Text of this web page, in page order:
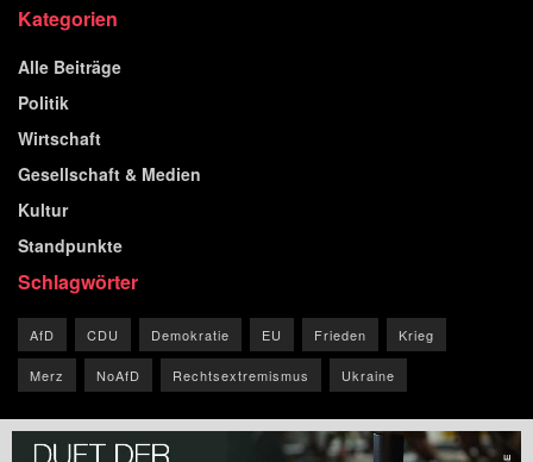
Kategorien
Alle Beiträge
Politik
Wirtschaft
Gesellschaft & Medien
Kultur
Standpunkte
Schlagwörter
AfD CDU Demokratie EU Frieden Krieg
Merz NoAfD Rechtsextremismus Ukraine